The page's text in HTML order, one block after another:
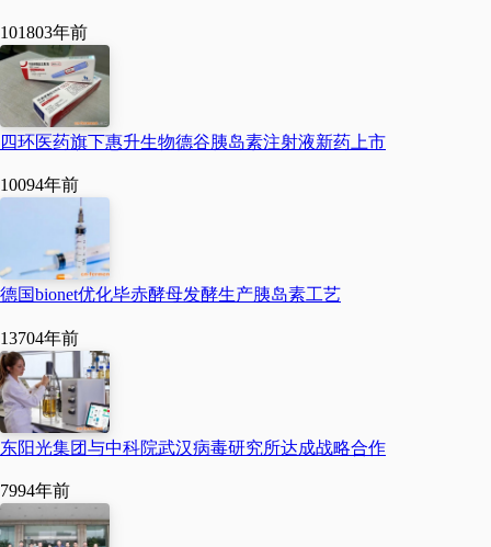
帮助多米瑞公司解决临床
来源：中国青年报客户端
101803年前
四环医药旗下惠升生物德谷胰岛素注射液新药上市
10094年前
德国bionet优化毕赤酵母发酵生产胰岛素工艺
13704年前
东阳光集团与中科院武汉病毒研究所达成战略合作
7994年前